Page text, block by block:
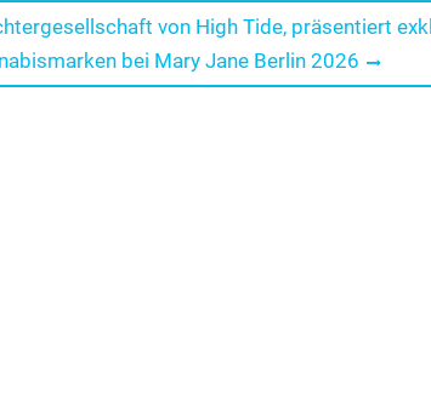
von High Tide, präsentiert
bei Mary Jane Berlin 2026